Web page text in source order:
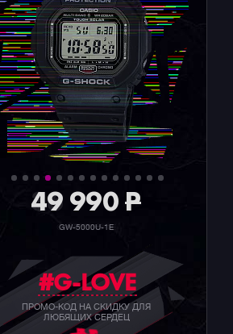
36 990P
GW-5000HS-1E
#G-LOVE
ПРОМО-КОД НА СКИДКУ ДЛЯ
ЛЮБЯЩИХ СЕРДЕЦ